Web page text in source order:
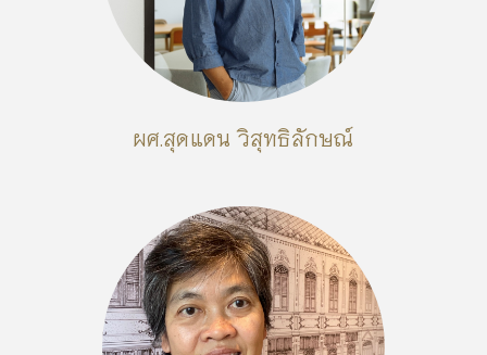
ผศ.สุดแดน วิสุทธิลักษณ์